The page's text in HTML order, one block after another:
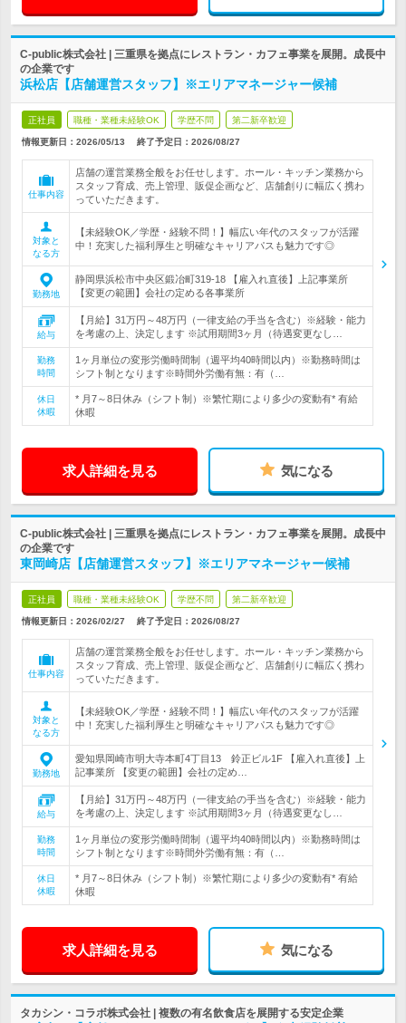
C-public株式会社 | 三重県を拠点にレストラン・カフェ事業を展開。成長中
の企業です
浜松店【店舗運営スタッフ】※エリアマネージャー候補
正社員 職種・業種未経験OK 学歴不問 第二新卒歓迎
情報更新日：2026/05/13 終了予定日： 2026/08/27
仕事内容
店舗の運営業務全般をお任せします。ホール・キッチン業務から
スタッフ育成、売上管理、販促企画など、店舗創りに幅広く携わ
っていただきます。
対象と
なる方
【未経験OK／学歴・経験不問！】幅広い年代のスタッフが活躍
中！充実した福利厚生と明確なキャリアパスも魅力です◎
勤務地
静岡県浜松市中央区鍛冶町319-18 【雇入れ直後】上記事業所
【変更の範囲】会社の定める各事業所
給与
【月給】31万円～48万円（一律支給の手当を含む）※経験・能力
を考慮の上、決定します ※試用期間3ヶ月（待遇変更なし…
勤務
時間
1ヶ月単位の変形労働時間制（週平均40時間以内）※勤務時間は
シフト制となります※時間外労働有無：有（…
休日
休暇
* 月7～8日休み（シフト制）※繁忙期により多少の変動有* 有給
休暇
求人詳細を見る 気になる
C-public株式会社 | 三重県を拠点にレストラン・カフェ事業を展開。成長中
の企業です
東岡崎店【店舗運営スタッフ】※エリアマネージャー候補
正社員 職種・業種未経験OK 学歴不問 第二新卒歓迎
情報更新日：2026/02/27 終了予定日： 2026/08/27
仕事内容
店舗の運営業務全般をお任せします。ホール・キッチン業務から
スタッフ育成、売上管理、販促企画など、店舗創りに幅広く携わ
っていただきます。
対象と
なる方
【未経験OK／学歴・経験不問！】幅広い年代のスタッフが活躍
中！充実した福利厚生と明確なキャリアパスも魅力です◎
勤務地
愛知県岡崎市明大寺本町4丁目13 鈴正ビル1F 【雇入れ直後】上
記事業所 【変更の範囲】会社の定め…
給与
【月給】31万円～48万円（一律支給の手当を含む）※経験・能力
を考慮の上、決定します ※試用期間3ヶ月（待遇変更なし…
勤務
時間
1ヶ月単位の変形労働時間制（週平均40時間以内）※勤務時間は
シフト制となります※時間外労働有無：有（…
休日
休暇
* 月7～8日休み（シフト制）※繁忙期により多少の変動有* 有給
休暇
求人詳細を見る 気になる
タカシン・コラボ株式会社 | 複数の有名飲食店を展開する安定企業